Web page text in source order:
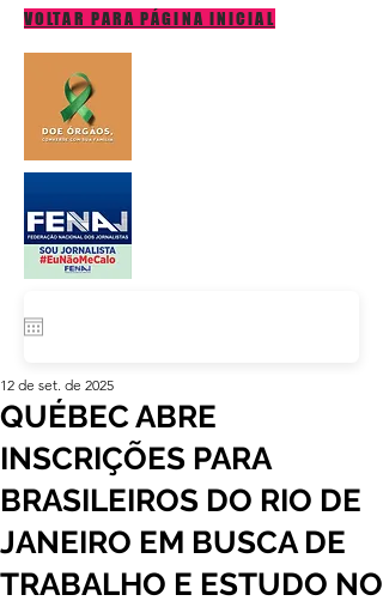
VOLTAR PARA PÁGINA INICIAL
QUÉBEC ABRE
INSCRIÇÕES PARA
BRASILEIROS DO RIO DE
JANEIRO EM BUSCA DE
TRABALHO E ESTUDO NO
12 de set. de 2025